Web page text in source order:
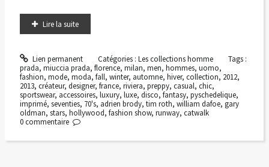
Lire la suite
Lien permanent Catégories : Les collections homme
Tags :
prada, miuccia prada, florence, milan, men, hommes, uomo,
fashion, mode, moda, fall, winter, automne, hiver, collection, 2012,
2013, créateur, designer, france, riviera, preppy, casual, chic,
sportswear, accessoires, luxury, luxe, disco, fantasy, pyschedelique,
imprimé, seventies, 70's, adrien brody, tim roth, william dafoe, gary
oldman, stars, hollywood, fashion show, runway, catwalk
0 commentaire